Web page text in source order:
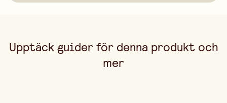
Upptäck guider för denna produkt och
mer